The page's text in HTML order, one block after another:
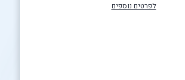
לפרטים נוספים